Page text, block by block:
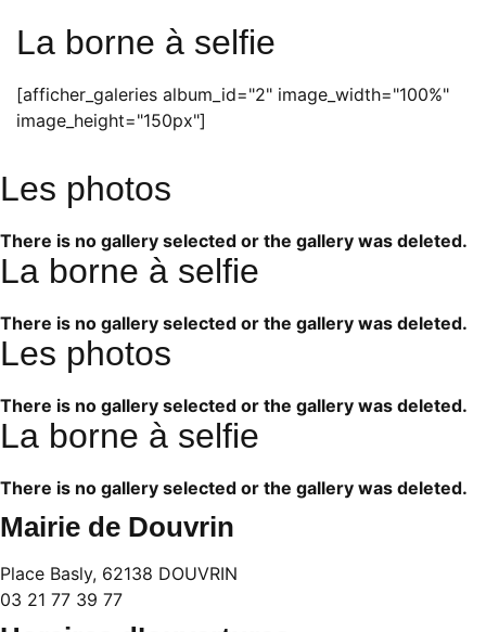
La borne à selfie
[afficher_galeries album_id="2" image_width="100%"
image_height="150px"]
Les photos
There is no gallery selected or the gallery was deleted.
La borne à selfie
There is no gallery selected or the gallery was deleted.
Les photos
There is no gallery selected or the gallery was deleted.
La borne à selfie
There is no gallery selected or the gallery was deleted.
Mairie de Douvrin
Place Basly, 62138 DOUVRIN
03 21 77 39 77